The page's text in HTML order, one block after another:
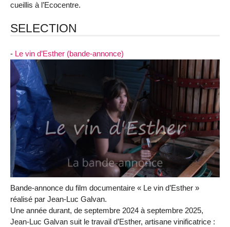
cueillis à l’Ecocentre.
SELECTION
- Le vin d’Esther (bande-annonce)
Bande-annonce du film documentaire « Le vin d’Esther »
réalisé par Jean-Luc Galvan.
Une année durant, de septembre 2024 à septembre 2025,
Jean-Luc Galvan suit le travail d’Esther, artisane vinificatrice :